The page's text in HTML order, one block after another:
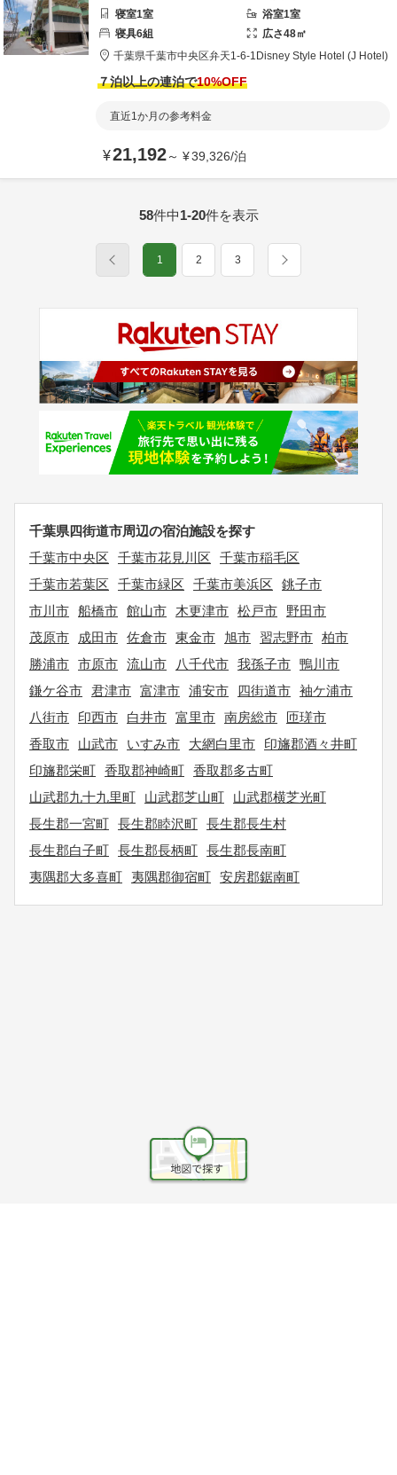
寝室1室 浴室1室
寝具6組 広さ48㎡
千葉県千葉市中央区弁天1-6-1 Disney Style Hotel (J Hotel)
７泊以上の連泊で10%OFF
直近1か月の参考料金
¥21,192～ ¥39,326/泊
58件中1-20件を表示
1 2 3
千葉県四街道市周辺の宿泊施設を探す
千葉市中央区
千葉市花見川区
千葉市稲毛区
千葉市若葉区
千葉市緑区 千葉市美浜区
銚子市
市川市 船橋市 館山市 木更津市 松戸市
野田市
茂原市
成田市 佐倉市 東金市 旭市 習志野市 柏市
勝浦市 市原市 流山市 八千代市 我孫子市 鴨川市
鎌ケ谷市 君津市 富津市 浦安市 四街道市 袖ケ浦市
八街市
印西市 白井市 富里市 南房総市
匝瑳市
香取市
山武市 いすみ市 大網白里市
印旛郡酒々井町
印旛郡栄町 香取郡神崎町 香取郡多古町
山武郡九十九里町
山武郡芝山町
山武郡横芝光町
長生郡一宮町 長生郡睦沢町 長生郡長生村
長生郡白子町 長生郡長柄町 長生郡長南町
夷隅郡大多喜町 夷隅郡御宿町 安房郡鋸南町